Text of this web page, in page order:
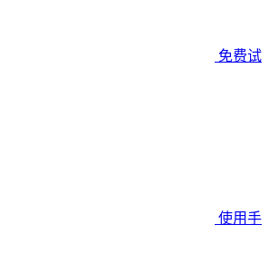
免费试
使用手